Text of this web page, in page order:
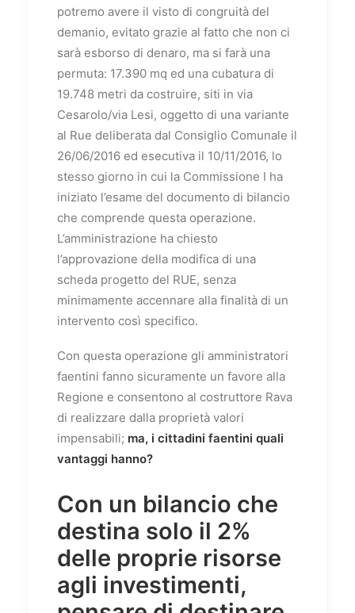
potremo avere il visto di congruità del
demanio, evitato grazie al fatto che non ci
sarà esborso di denaro, ma si farà una
permuta: 17.390 mq ed una cubatura di
19.748 metri da costruire, siti in via
Cesarolo/via Lesi, oggetto di una variante
al Rue deliberata dal Consiglio Comunale il
26/06/2016 ed esecutiva il 10/11/2016, lo
stesso giorno in cui la Commissione I ha
iniziato l’esame del documento di bilancio
che comprende questa operazione.
L’amministrazione ha chiesto
l’approvazione della modifica di una
scheda progetto del RUE, senza
minimamente accennare alla finalità di un
intervento così specifico.
Con questa operazione gli amministratori
faentini fanno sicuramente un favore alla
Regione e consentono al costruttore Rava
di realizzare dalla proprietà valori
impensabili; ma, i cittadini faentini quali
vantaggi hanno?
Con un bilancio che
destina solo il 2%
delle proprie risorse
agli investimenti,